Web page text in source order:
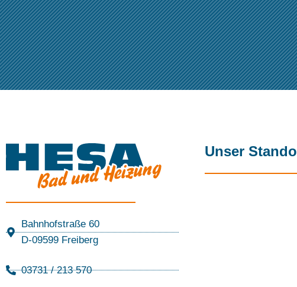
Bahnhofstraße 60
D-09599 Freiberg
03731 / 213 570
Unser